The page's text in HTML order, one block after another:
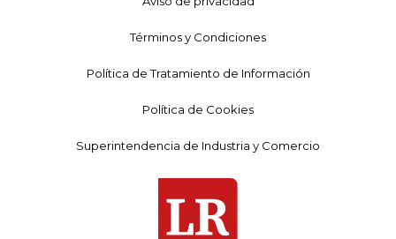
Términos y Condiciones
Política de Tratamiento de Información
Política de Cookies
Superintendencia de Industria y Comercio